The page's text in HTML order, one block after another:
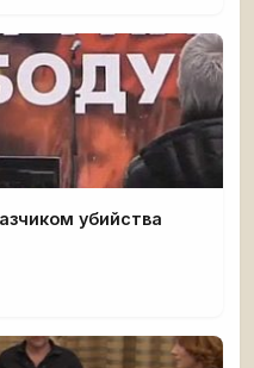
убийства